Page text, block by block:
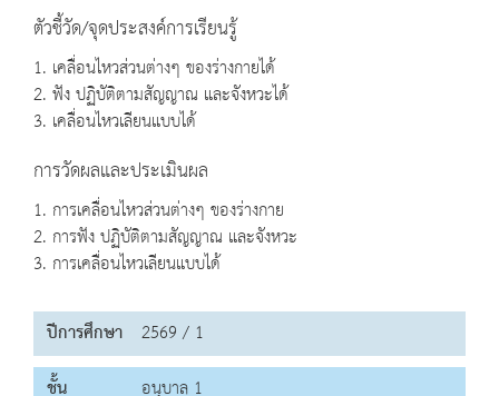
ตัวชี้วัด/จุดประสงค์การเรียนรู้
1. เคลื่อนไหวส่วนต่างๆ ของร่างกายได้
2. ฟัง ปฏิบัติตามสัญญาณ และจังหวะได้
3. เคลื่อนไหวเลียนแบบได้
การวัดผลและประเมินผล
1. การเคลื่อนไหวส่วนต่างๆ ของร่างกาย
2. การฟัง ปฏิบัติตามสัญญาณ และจังหวะ
3. การเคลื่อนไหวเลียนแบบได้
ปีการศึกษา 2569 / 1
ชั้น
อนุบาล 1